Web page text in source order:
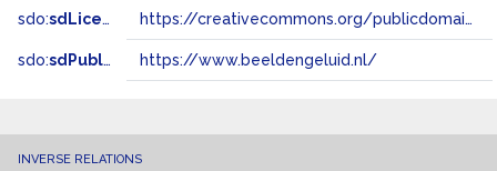
sdo:sdLicense https://creativecommons.org/publicdomain/zero/1.0/
sdo:sdPublisher https://www.beeldengeluid.nl/
INVERSE RELATIONS